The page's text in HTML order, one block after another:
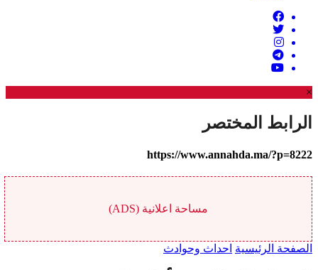
×
الرابط المختصر
https://www.annahda.ma/?p=8222
مساحة اعلانية (ADS)
الصفحة الرئيسية احداث وحوادث